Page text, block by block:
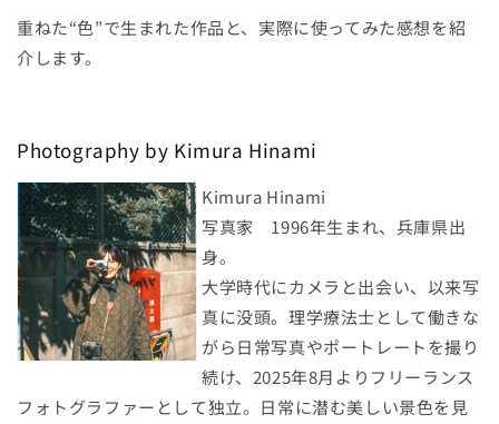
重ねた“色”で生まれた作品と、実際に使ってみた感想を紹
介します。
Photography by Kimura Hinami
Kimura Hinami
写真家 1996年生まれ、兵庫県出
身。
大学時代にカメラと出会い、以来写
真に没頭。理学療法士として働きな
がら日常写真やポートレートを撮り
続け、2025年8月よりフリーランス
フォトグラファーとして独立。日常に潜む美しい景色を見